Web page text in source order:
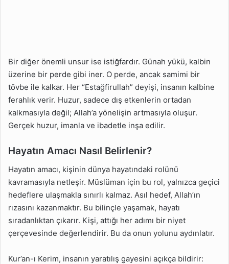
Bir diğer önemli unsur ise istiğfardır. Günah yükü, kalbin
üzerine bir perde gibi iner. O perde, ancak samimi bir
tövbe ile kalkar. Her “Estağfirullah” deyişi, insanın kalbine
ferahlık verir. Huzur, sadece dış etkenlerin ortadan
kalkmasıyla değil; Allah’a yönelişin artmasıyla oluşur.
Gerçek huzur, imanla ve ibadetle inşa edilir.
Hayatın Amacı Nasıl Belirlenir?
Hayatın amacı, kişinin dünya hayatındaki rolünü
kavramasıyla netleşir. Müslüman için bu rol, yalnızca geçici
hedeflere ulaşmakla sınırlı kalmaz. Asıl hedef, Allah’ın
rızasını kazanmaktır. Bu bilinçle yaşamak, hayatı
sıradanlıktan çıkarır. Kişi, attığı her adımı bir niyet
çerçevesinde değerlendirir. Bu da onun yolunu aydınlatır.
Kur’an-ı Kerim, insanın yaratılış gayesini açıkça bildirir: